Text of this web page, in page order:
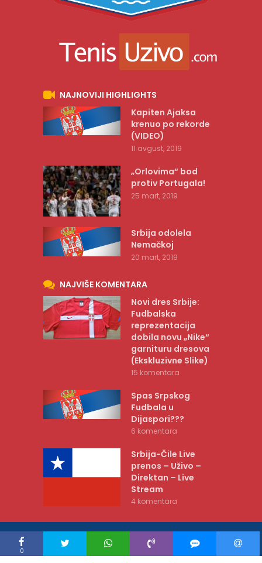
NAJNOVIJI HIGHLIGHTS
Kapiten Ajaksa
krenuo po rekorde
(VIDEO)
11 avgust, 2019
„Orlovima“ bod
protiv Portugala!
25 mart, 2019
Srbija odolela
Nemačkoj
20 mart, 2019
NAJVIŠE KOMENTARA
Novi dres Srbije:
Fudbalska
reprezentacija
dobila novu „Nike“
garnituru dresova
(Ekskluzivne Slike)
15 komentara
Spas Srpskog
Fudbala u
Dijaspori???
6 komentara
Srbija-Čile Live
prenos – Uživo –
Direktan – Live
Stream
4 komentara
COPYRIGHT © BELIORLOVI.RS 2010-2026 |
POLITIKA PRIVATNOSTI
0